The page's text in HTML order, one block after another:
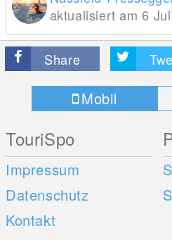
aktualisiert am 6
Share
Mobil
TouriSpo
Impressum
Datenschutz
Kontakt